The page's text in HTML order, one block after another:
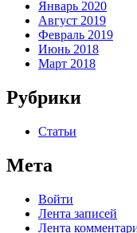
Январь 2020
Август 2019
Февраль 2019
Июнь 2018
Март 2018
Рубрики
Статьи
Мета
Войти
Лента записей
Лента